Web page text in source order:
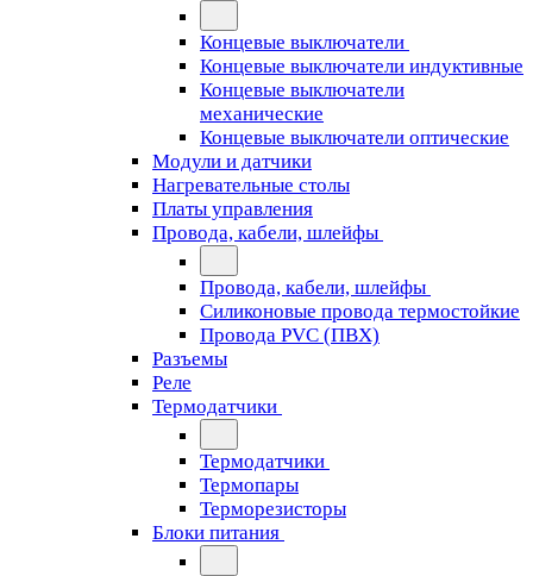
Концевые выключатели
Концевые выключатели индуктивные
Концевые выключатели
механические
Концевые выключатели оптические
Модули и датчики
Нагревательные столы
Платы управления
Провода, кабели, шлейфы
Провода, кабели, шлейфы
Силиконовые провода термостойкие
Провода PVC (ПВХ)
Разъемы
Реле
Термодатчики
Термодатчики
Термопары
Терморезисторы
Блоки питания